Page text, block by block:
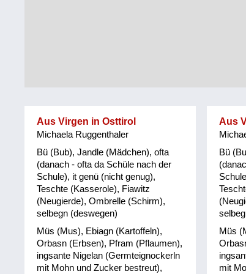
Aus Virgen in Osttirol
Michaela Ruggenthaler
Bü (Bub), Jandle (Mädchen), ofta
(danach - ofta da Schüle nach der
Schule), it genü (nicht genug),
Teschte (Kasserole), Fiawitz
(Neugierde), Ombrelle (Schirm),
selbegn (deswegen)
Müs (Mus), Ebiagn (Kartoffeln),
Orbasn (Erbsen), Pfram (Pflaumen),
ingsante Nigelan (Germteignockerln
mit Mohn und Zucker bestreut),
Aus
Bü
Müs
mit